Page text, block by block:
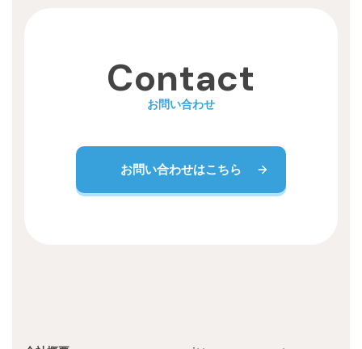
Contact
お問い合わせ
お問い合わせはこちら